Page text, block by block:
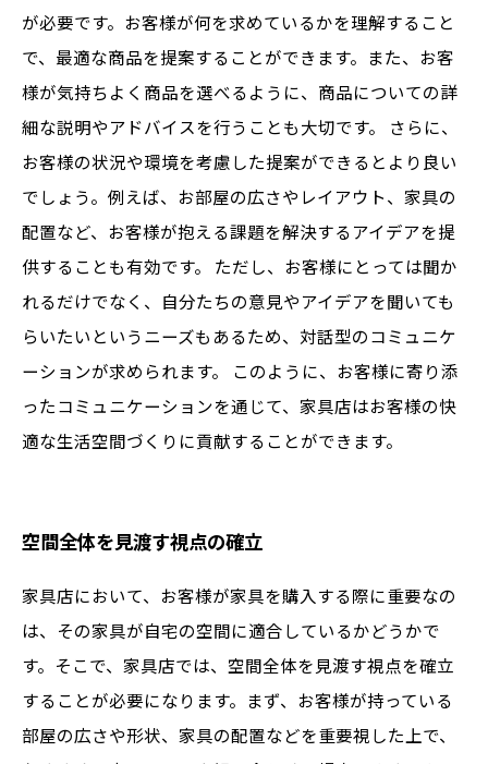
が必要です。お客様が何を求めているかを理解すること
で、最適な商品を提案することができます。また、お客
様が気持ちよく商品を選べるように、商品についての詳
細な説明やアドバイスを行うことも大切です。 さらに、
お客様の状況や環境を考慮した提案ができるとより良い
でしょう。例えば、お部屋の広さやレイアウト、家具の
配置など、お客様が抱える課題を解決するアイデアを提
供することも有効です。 ただし、お客様にとっては聞か
れるだけでなく、自分たちの意見やアイデアを聞いても
らいたいというニーズもあるため、対話型のコミュニケ
ーションが求められます。 このように、お客様に寄り添
ったコミュニケーションを通じて、家具店はお客様の快
適な生活空間づくりに貢献することができます。
空間全体を見渡す視点の確立
家具店において、お客様が家具を購入する際に重要なの
は、その家具が自宅の空間に適合しているかどうかで
す。そこで、家具店では、空間全体を見渡す視点を確立
することが必要になります。まず、お客様が持っている
部屋の広さや形状、家具の配置などを重要視した上で、